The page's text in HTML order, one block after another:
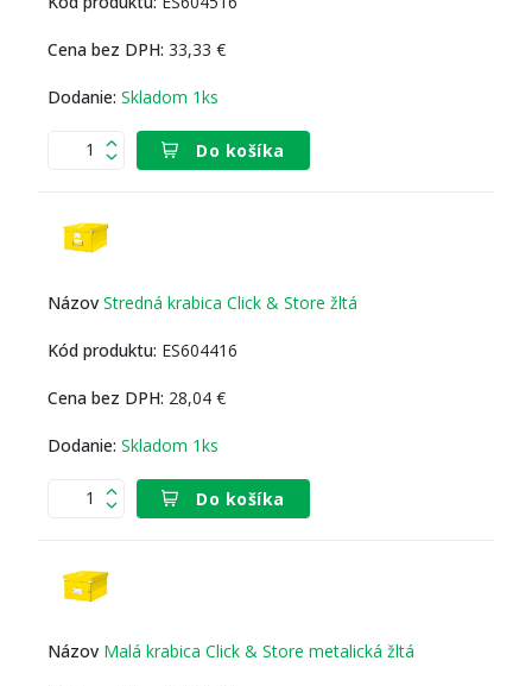
33,33 €
Skladom 1ks
Do košíka
Stredná krabica Click & Store žltá
ES604416
28,04 €
Skladom 1ks
Do košíka
Malá krabica Click & Store metalická žltá